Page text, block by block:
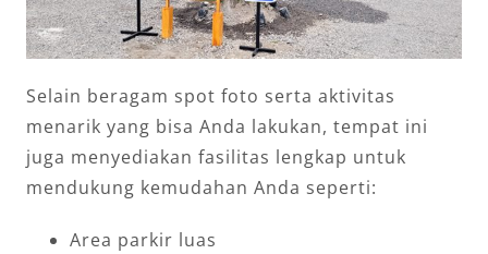
Selain beragam spot foto serta aktivitas
menarik yang bisa Anda lakukan, tempat ini
juga menyediakan fasilitas lengkap untuk
mendukung kemudahan Anda seperti:
Area parkir luas